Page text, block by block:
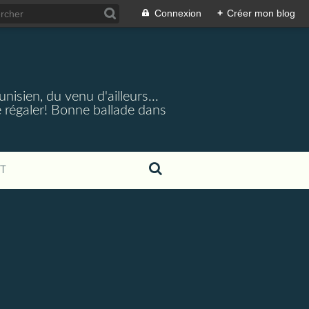
Connexion + Créer mon blog
du venu d'ailleurs...
Bonne ballade dans